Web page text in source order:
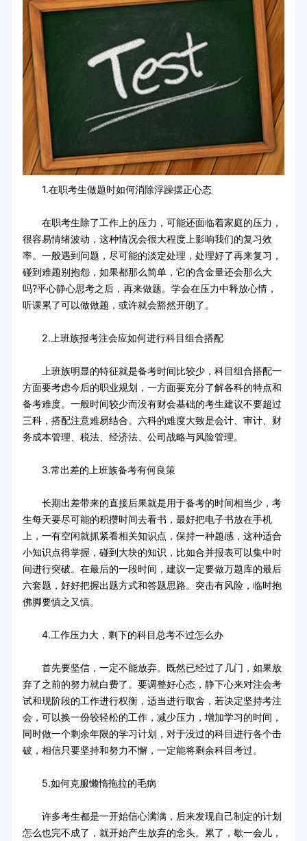
1.在职考生做题时如何消除浮躁摆正心态
在职考生除了工作上的压力，可能还面临着家庭的压力，
很容易情绪波动，这种情况会很大程度上影响我们的复习效
率。一般遇到问题，尽可能的淡定处理，处理好了再来复习，
碰到难题别抱怨，如果都那么简单，它的含金量还会那么大
吗?平心静心思考之后，再来做题。学会在压力中释放心情，
听课累了可以做做题，或许就会豁然开朗了。
2.上班族报考注会应如何进行科目组合搭配
上班族明显的特征就是备考时间比较少，科目组合搭配一
方面要考虑今后的职业规划，一方面要充分了解各科的特点和
备考难度。一般时间较少而没有财会基础的考生建议不要超过
三科，搭配注意难易结合。六科的难度大致是会计、审计、财
务成本管理、税法、经济法、公司战略与风险管理。
3.常出差的上班族备考有何良策
长期出差带来的直接后果就是用于备考的时间相当少，考
生每天要尽可能的积攒时间去看书，最好把电子书放在手机
上，一有空闲就抓紧看相关知识点，保持一种题感，这种适合
小知识点得掌握，碰到大块的知识，比如合并报表可以集中时
间进行突破。在最后的一段时间，建议一定要做万题库的最后
六套题，好好把握出题方式和答题思路。突击有风险，临时抱
佛脚要慎之又慎。
4.工作压力大，剩下的科目总考不过怎么办
首先要坚信，一定不能放弃。既然已经过了几门，如果放
弃了之前的努力就白费了。要调整好心态，静下心来对注会考
试和现阶段的工作进行权衡，适当进行取舍，若决定坚持考注
会，可以换一份较轻松的工作，减少压力，增加学习的时间，
同时做一个剩余年限的学习计划，对于没过的科目进行各个击
破，相信只要坚持和努力不懈，一定能将剩余科目考过。
5.如何克服懒惰拖拉的毛病
许多考生都是一开始信心满满，后来发现自己制定的计划
怎么也完不成了，就开始产生放弃的念头。累了，歇一会儿，